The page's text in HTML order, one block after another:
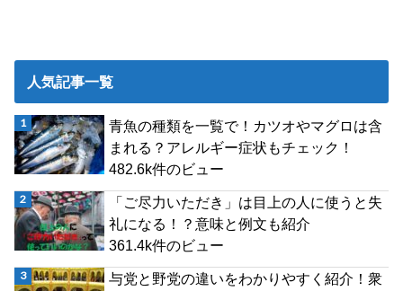
人気記事一覧
青魚の種類を一覧で！カツオやマグロは含
まれる？アレルギー症状もチェック！
482.6k件のビュー
「ご尽力いただき」は目上の人に使うと失
礼になる！？意味と例文も紹介
361.4k件のビュー
与党と野党の違いをわかりやすく紹介！衆